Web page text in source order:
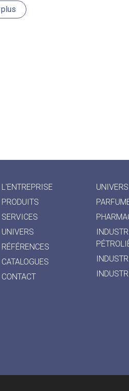
L'ENTREPRISE
PRODUITS
SERVICES
UNIVERS
RÉFÉRENCES
CATALOGUES
CONTACT
UNIVERS